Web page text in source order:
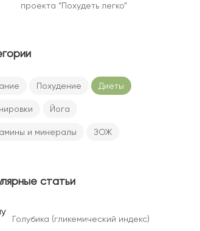
проекта “Похудеть легко”
Похудение Диеты
Йога
и минералы ЗОЖ
статьи
Голубика (гликемический индекс)